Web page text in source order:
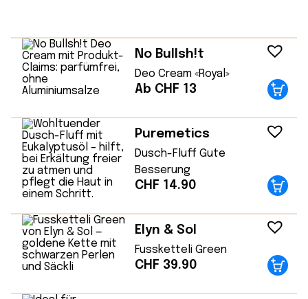
No Bullsh!t
Deo Cream «Royal»
Ab CHF 13
Puremetics
Dusch-Fluff Gute
Besserung
CHF 14.90
Elyn & Sol
Fussketteli Green
CHF 39.90